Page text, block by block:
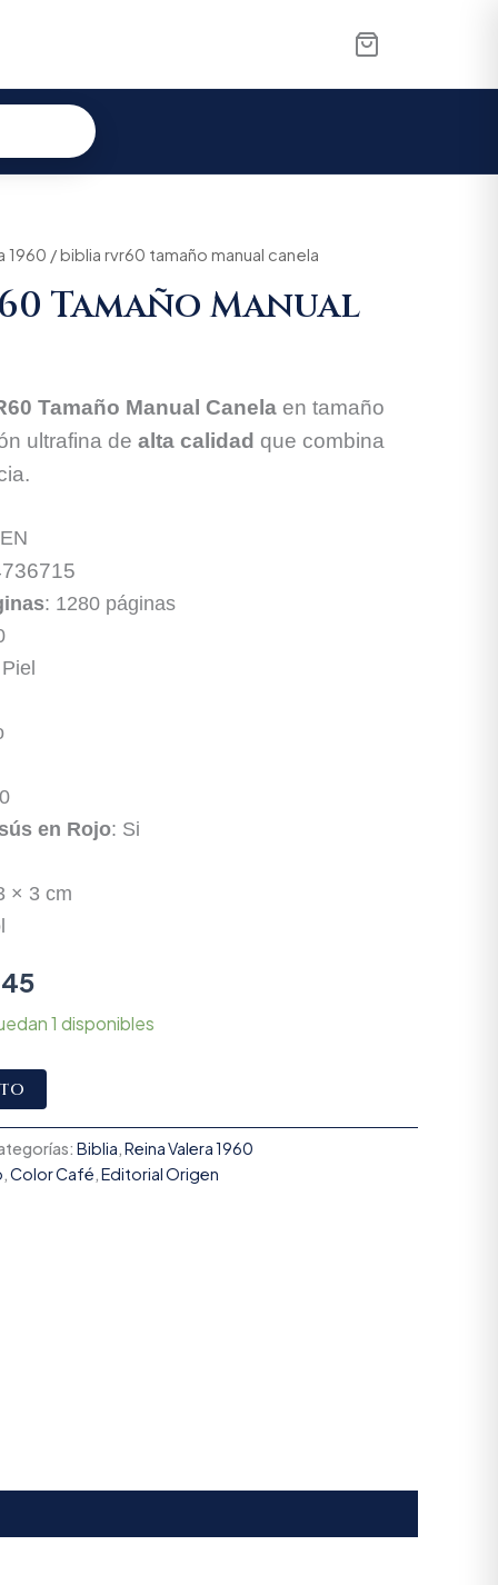
1960 / biblia rvr60 tamaño manual canela
Tamaño Manual
Tamaño Manual Canela en tamaño
ultrafina de alta calidad que combina
: 1280 páginas
en Rojo: Si
× 3 cm
Current
price
$151.145.
1 disponibles
Biblia,Reina Valera 1960
,Color Café,Editorial Origen